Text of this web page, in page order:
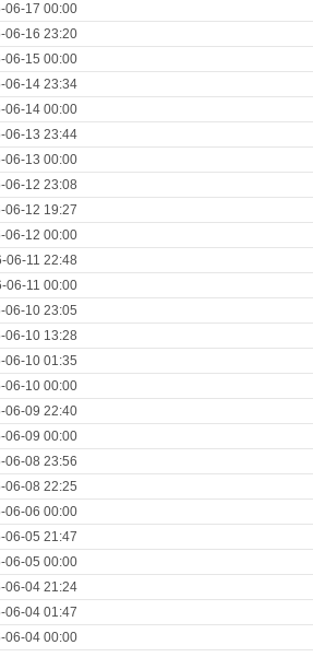
06-17 00:00
06-16 23:20
06-15 00:00
06-14 23:34
06-14 00:00
06-13 23:44
06-13 00:00
06-12 23:08
06-12 19:27
06-12 00:00
06-11 22:48
06-11 00:00
06-10 23:05
06-10 13:28
06-10 01:35
06-10 00:00
06-09 22:40
06-09 00:00
06-08 23:56
06-08 22:25
06-06 00:00
06-05 21:47
06-05 00:00
06-04 21:24
06-04 01:47
06-04 00:00